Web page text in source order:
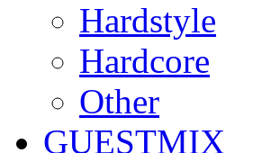
Hardstyle
Hardcore
Other
GUESTMIX